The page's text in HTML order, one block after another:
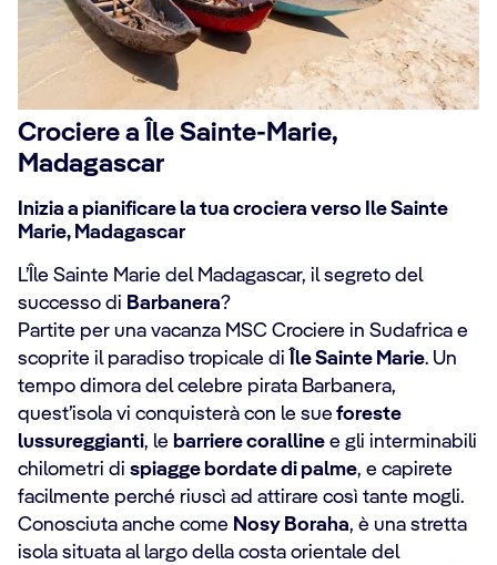
Crociere a Île Sainte-Marie,
Madagascar
Inizia a pianificare la tua crociera verso Ile Sainte
Marie, Madagascar
L’Île Sainte Marie del Madagascar, il segreto del
successo di Barbanera?
Partite per una vacanza MSC Crociere in Sudafrica e
scoprite il paradiso tropicale di Île Sainte Marie. Un
tempo dimora del celebre pirata Barbanera,
quest’isola vi conquisterà con le sue foreste
lussureggianti, le barriere coralline e gli interminabili
chilometri di spiagge bordate di palme, e capirete
facilmente perché riuscì ad attirare così tante mogli.
Conosciuta anche come Nosy Boraha, è una stretta
isola situata al largo della costa orientale del